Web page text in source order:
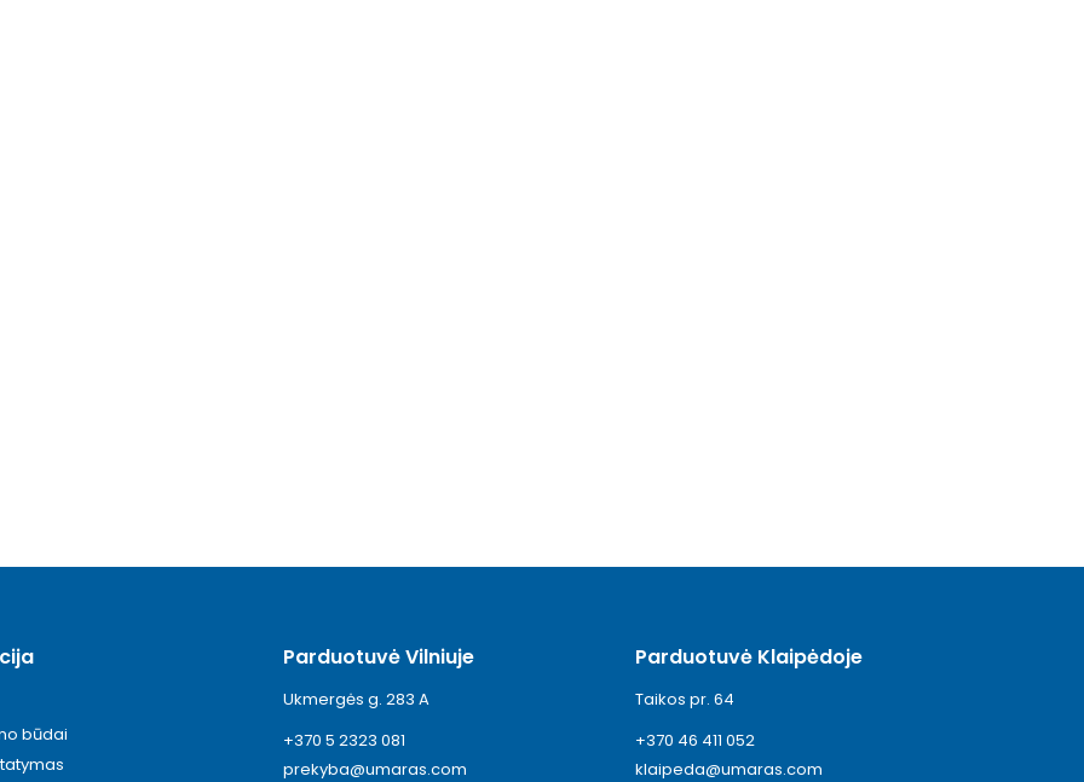
būdai
Parduotuvė Vilniuje
Ukmergės g. 283 A
+370 5 2323 081
prekyba@umaras.com
Parduotuvė Klaipėdoje
Taikos pr. 64
+370 46 411 052
klaipeda@umaras.com